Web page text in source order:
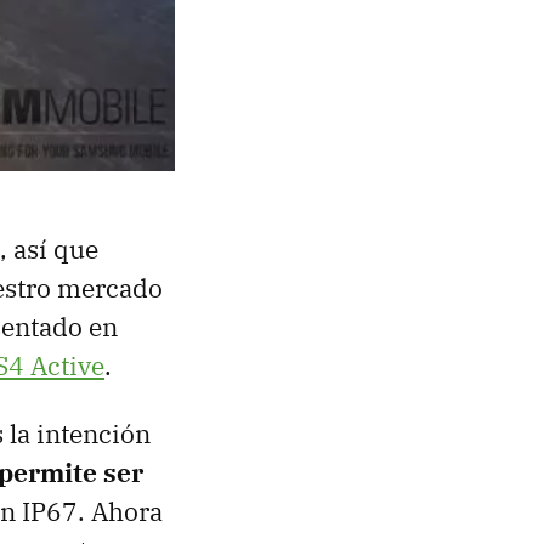
así que
mercado
en
Active.
la intención
ser
IP67. Ahora